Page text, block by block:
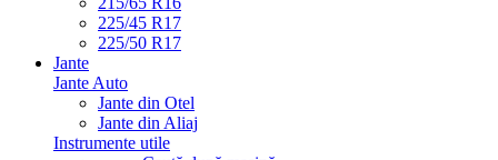
225/45 R17
225/50 R17
Jante
Jante Auto
Jante din Otel
Jante din Aliaj
Instrumente utile